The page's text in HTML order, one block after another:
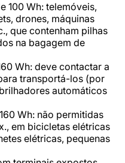
100 Wh: telemóveis,
drones, máquinas
que contenham pilhas
na bagagem de
Wh: deve contactar a
transportá-los (por
automáticos
Wh: não permitidas
em bicicletas elétricas
elétricas, pequenas